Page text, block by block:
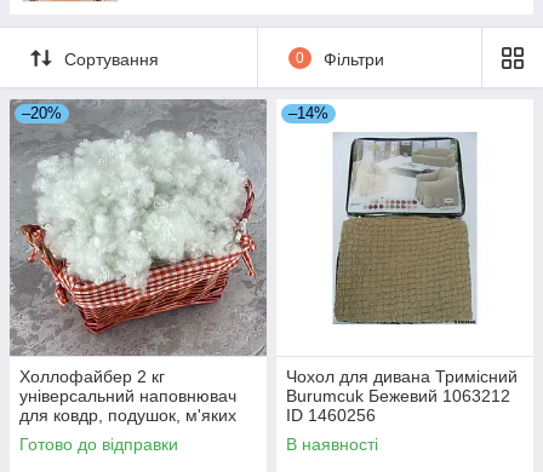
Сортування 0 Фільтри
–20%
Холлофайбер 2 кг
універсальний наповнювач
для ковдр, подушок, м'яких
іграшок (кульки) білий 55109
ID 3948911
Готово до відправки
–14%
Чохол для дивана Тримісний
Burumcuk Бежевий 1063212
ID 1460256
В наявності